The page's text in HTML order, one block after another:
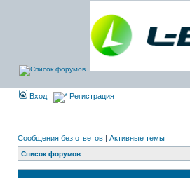
Вход Регистрация
Сообщения без ответов | Активные темы
Список форумов